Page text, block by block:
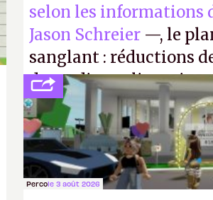
selon les informations
Jason Schreier —, le
sanglant : réductions
de studios et
FCet Battlefield, puis
Percole 3 août 2026